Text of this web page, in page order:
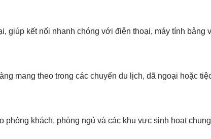
giúp kết nối nhanh chóng với điện thoại, máy tính bảng
mang theo trong các chuyến du lịch, dã ngoại hoặc
khách, phòng ngủ và các khu vực sinh hoạt